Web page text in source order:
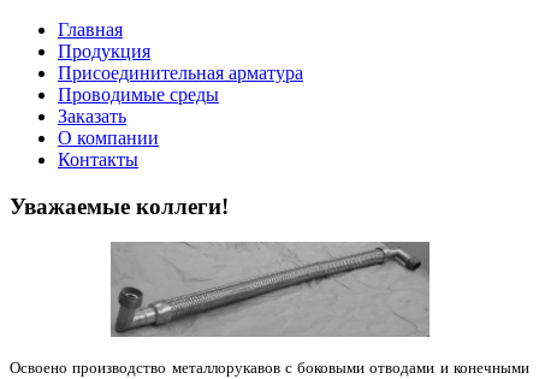
Главная
Продукция
Присоединительная арматура
Проводимые среды
Заказать
О компании
Контакты
Уважаемые коллеги!
Освоено производство металлорукавов с боковыми отводами и конечными